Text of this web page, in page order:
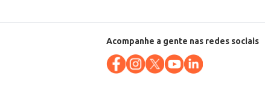
Acompanhe a gente nas redes sociais